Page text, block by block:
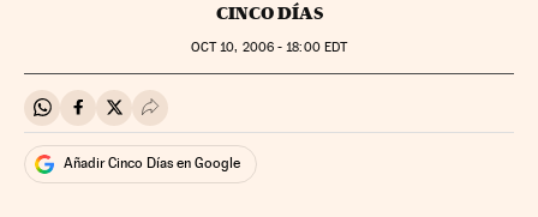
CINCO DÍAS
OCT10, 2006 - 18:00EDT
Compartir en Whatsapp
Compartir en Facebook
Compartir en Twitter
Desplegar Redes Sociales
Añadir Cinco Días en Google